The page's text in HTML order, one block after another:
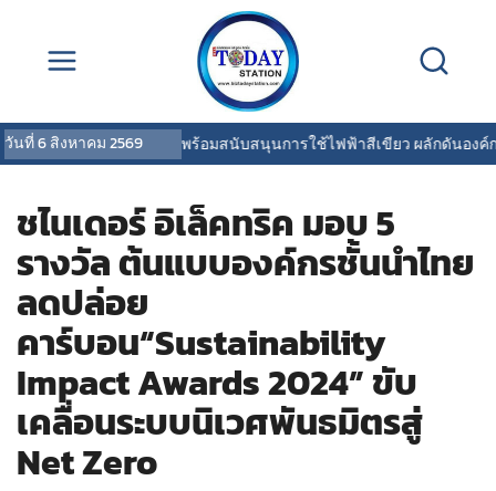
วันที่6 สิงหาคม 2569
ไทยประกันชีวิต พร้อมสนับสนุนการใช้ไฟฟ้าสีเขียว ผลักดันองค์กรสู่ก
ชไนเดอร์ อิเล็คทริค มอบ 5
รางวัล ต้นแบบองค์กรชั้นนำไทย
ลดปล่อย
คาร์บอน“Sustainability
Impact Awards 2024” ขับ
เคลื่อนระบบนิเวศพันธมิตรสู่
Net Zero